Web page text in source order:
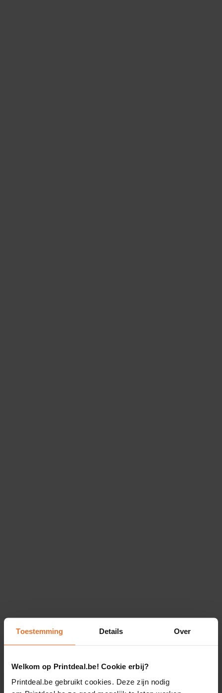
Toestemming Details Over
Welkom op Printdeal.be! Cookie erbij?
Printdeal.be gebruikt cookies. Deze zijn nodig